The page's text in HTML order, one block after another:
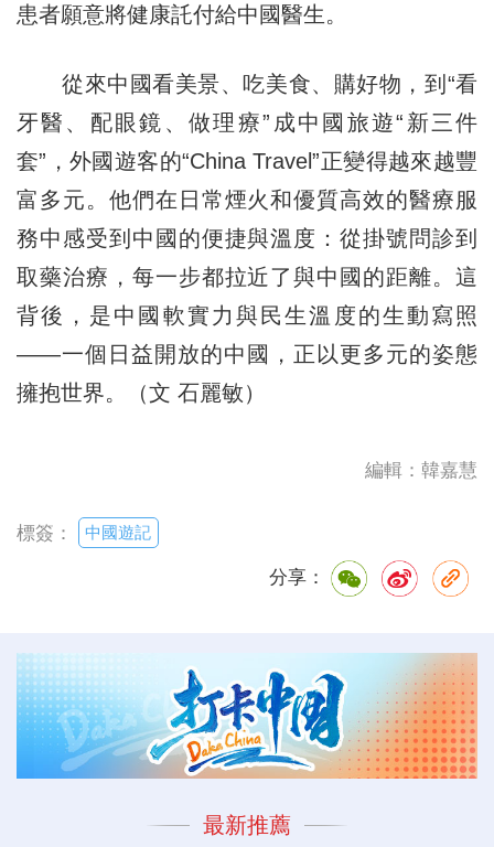
患者願意將健康託付給中國醫生。
從來中國看美景、吃美食、購好物，到“看
牙醫、配眼鏡、做理療”成中國旅遊“新三件
套”，外國遊客的“China Travel”正變得越來越豐
富多元。他們在日常煙火和優質高效的醫療服
務中感受到中國的便捷與溫度：從掛號問診到
取藥治療，每一步都拉近了與中國的距離。這
背後，是中國軟實力與民生溫度的生動寫照
——一個日益開放的中國，正以更多元的姿態
擁抱世界。（文 石麗敏）
編輯：韓嘉慧
標簽： 中國遊記
分享：
最新推薦